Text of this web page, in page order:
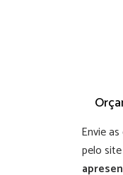
Envie
pelo